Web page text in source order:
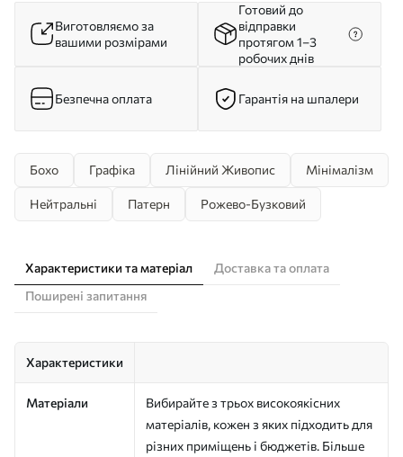
Виготовляємо за
вашими розмірами
Готовий до
відправки
протягом 1–3
робочих днів
Безпечна оплата Гарантія на шпалери
Бохо Графіка Лінійний Живопис Мінімалізм
Нейтральні Патерн Рожево-Бузковий
Характеристики та матеріал
Доставка та оплата
Поширені запитання
Характеристики
Матеріали
Вибирайте з трьох високоякісних
матеріалів, кожен з яких підходить для
різних приміщень і бюджетів. Більше